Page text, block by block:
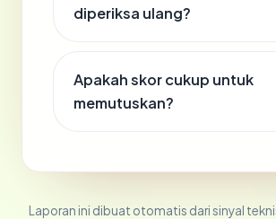
diperiksa ulang?
Apakah skor cukup untuk
memutuskan?
Laporan ini dibuat otomatis dari sinyal